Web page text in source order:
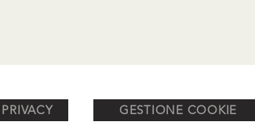
GESTIONE COOKIE